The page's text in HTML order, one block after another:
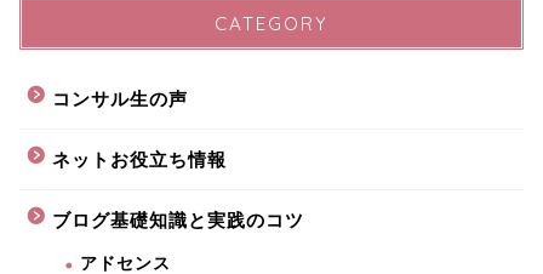
CATEGORY
コンサル生の声
ネットお役立ち情報
ブログ基礎知識と実践のコツ
アドセンス